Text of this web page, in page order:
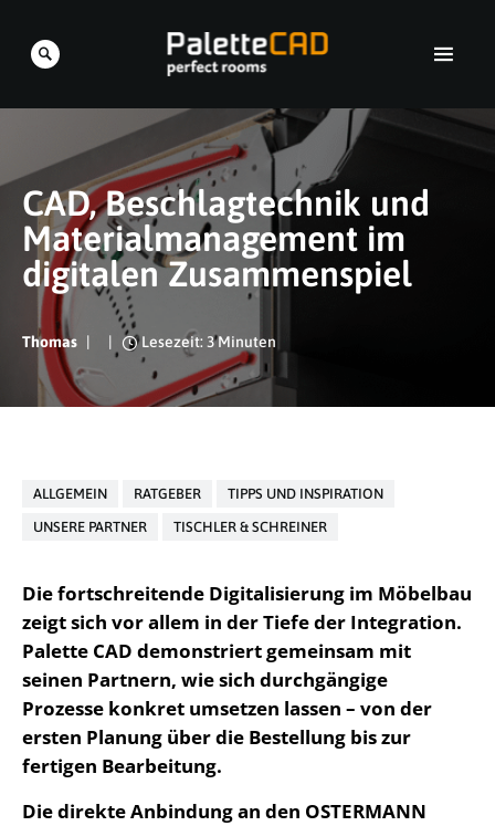
CAD, Beschlagtechnik und
Materialmanagement im
digitalen Zusammenspiel
Thomas Lesezeit: 3 Minuten
ALLGEMEIN RATGEBER
TIPPS UND INSPIRATION
UNSERE PARTNER
TISCHLER & SCHREINER
Die fortschreitende Digitalisierung im Möbelbau
zeigt sich vor allem in der Tiefe der Integration.
Palette CAD demonstriert gemeinsam mit
seinen Partnern, wie sich durchgängige
Prozesse konkret umsetzen lassen – von der
ersten Planung über die Bestellung bis zur
fertigen Bearbeitung.
Die direkte Anbindung an den OSTERMANN